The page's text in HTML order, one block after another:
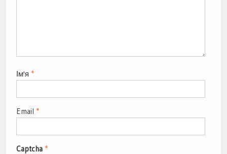
Ім'я *
Email *
Captcha *